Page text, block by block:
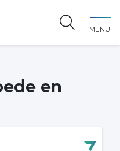
MENU
en